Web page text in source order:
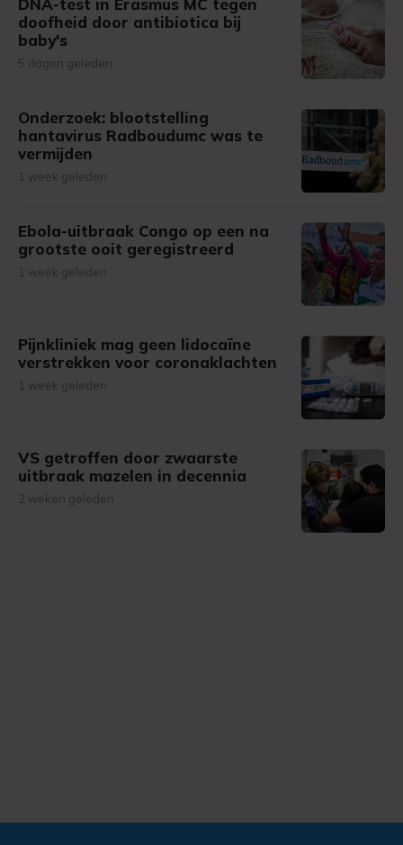
DNA-test in Erasmus MC tegen
doofheid door antibiotica bij
baby's
5 dagen geleden
Onderzoek: blootstelling
hantavirus Radboudumc was te
vermijden
1 week geleden
Ebola-uitbraak Congo op een na
grootste ooit geregistreerd
1 week geleden
Pijnkliniek mag geen lidocaïne
verstrekken voor coronaklachten
1 week geleden
VS getroffen door zwaarste
uitbraak mazelen in decennia
2 weken geleden